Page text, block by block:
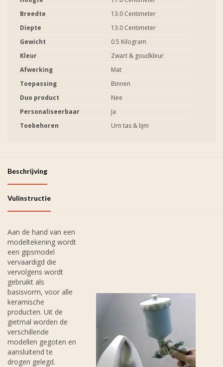
Breedte
13.0 Centimeter
Diepte
13.0 Centimeter
Gewicht
0.5 Kilogram
Kleur
Zwart & goudkleur
Afwerking
Mat
Toepassing
Binnen
Duo product
Nee
Personaliseerbaar
Ja
Toebehoren
Urn tas & lijm
Beschrijving
Vulinstructie
Aan de hand van een
modeltekening wordt
een gipsmodel
vervaardigd die
vervolgens wordt
gebruikt als
basisvorm, voor alle
keramische
producten. Uit de
gietmal worden de
verschillende
modellen gegoten en
aansluitend te
drogen gelegd.